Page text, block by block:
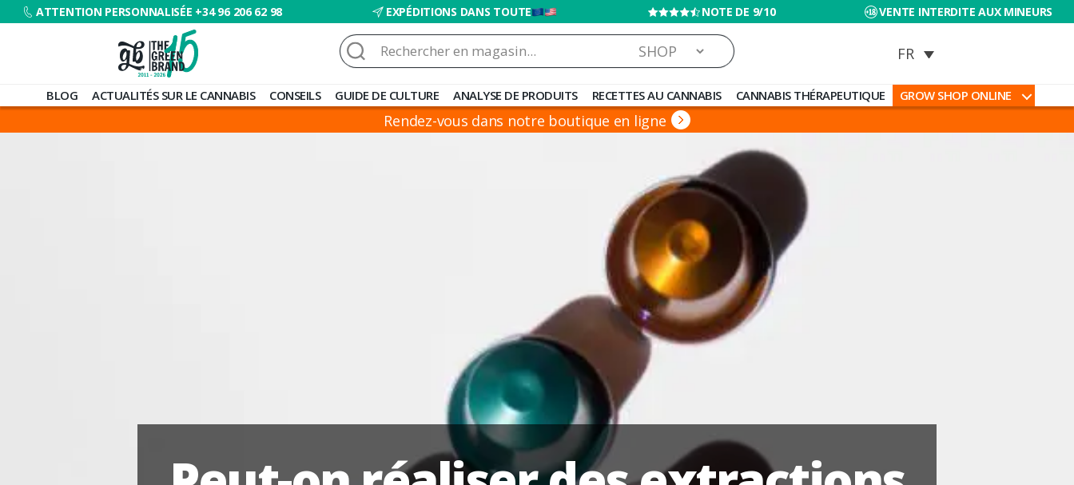
ATTENTION PERSONNALISÉE +34 96 206 62 98 EXPÉDITIONS DANS TOUTE NOTE DE 9/10 VENTE INTERDITE AUX MINEURS
Blog
de
Barato
Rechercher :
BLOG ACTUALITÉS SUR LE CANNABIS CONSEILS GUIDE DE CULTURE ANALYSE DE PRODUITS RECETTES AU CANNABIS CANNABIS THÉRAPEUTIQUE GROW SHOP ONLINE
Rendez-vous dans notre boutique en ligne